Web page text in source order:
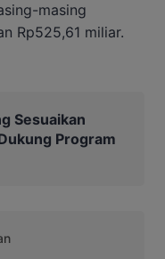
masing
Rp525,61 miliar.
Sesuaikan
Program